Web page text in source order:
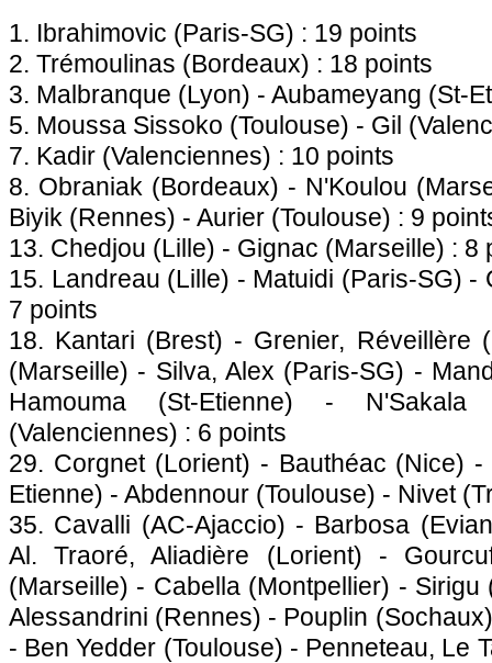
1. Ibrahimovic (Paris-SG) : 19 points
2. Trémoulinas (Bordeaux) : 18 points
3. Malbranque (Lyon) - Aubameyang (St-
5. Moussa Sissoko (Toulouse) - Gil
7. Kadir (Valenciennes) : 10 points
8. Obraniak (Bordeaux) - N'Koulou (
Biyik (Rennes) - Aurier (Toulouse) : 9
13. Chedjou (Lille) - Gignac (Marseille) : 8
15. Landreau (Lille) - Matuidi (Paris-SG) -
7 points
18. Kantari (Brest) - Grenier, Réveillère (
(Marseille) - Silva, Alex (Paris-SG) -
Hamouma (St-Etienne) -
(Valenciennes) : 6 points
29. Corgnet (Lorient) - Bauthéac (Nice) -
Etienne) - Abdennour (Toulouse) - Nivet
35. Cavalli (AC-Ajaccio) - Barbosa
Al. Traoré, Aliadière (Lorient) -
(Marseille) - Cabella (Montpellier) - Sirigu
Alessandrini (Rennes) - Pouplin (Sochaux
- Ben Yedder (Toulouse) - Penneteau, Le